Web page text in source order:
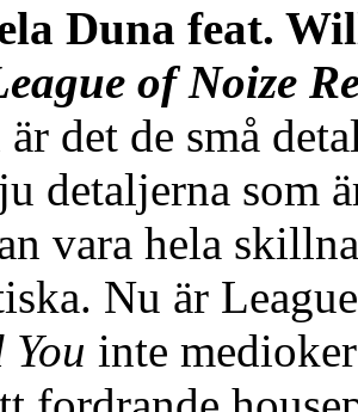
Duna feat.
of Noize
det de små
detaljerna som
vara hela
Nu är
inte